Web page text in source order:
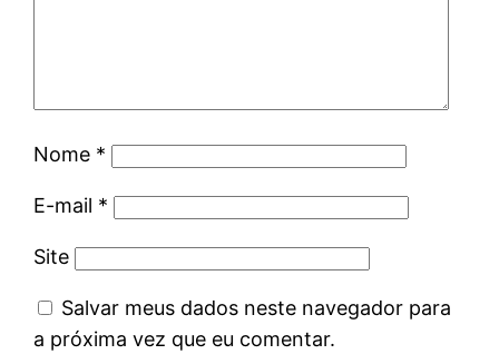
Nome *
E-mail *
Site
Salvar meus dados neste navegador para
a próxima vez que eu comentar.